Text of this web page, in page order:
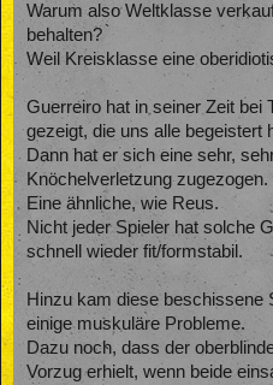
Warum also Weltklasse
behalten?
Weil Kreisklasse eine
Guerreiro hat in seiner Zeit bei
gezeigt, die uns alle begeistert
Dann hat er sich eine sehr,
Knöchelverletzung zugezogen.
Eine ähnliche, wie Reus.
Nicht jeder Spieler hat solche
schnell wieder fit/formstabil.
Hinzu kam diese beschissene
einige muskuläre Probleme.
Dazu noch, dass der
Vorzug erhielt, wenn beide